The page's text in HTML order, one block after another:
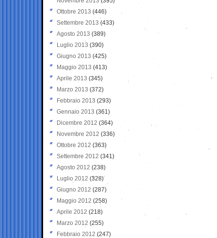
Ottobre 2013 (446)
Settembre 2013 (433)
Agosto 2013 (389)
Luglio 2013 (390)
Giugno 2013 (425)
Maggio 2013 (413)
Aprile 2013 (345)
Marzo 2013 (372)
Febbraio 2013 (293)
Gennaio 2013 (361)
Dicembre 2012 (364)
Novembre 2012 (336)
Ottobre 2012 (363)
Settembre 2012 (341)
Agosto 2012 (238)
Luglio 2012 (328)
Giugno 2012 (287)
Maggio 2012 (258)
Aprile 2012 (218)
Marzo 2012 (255)
Febbraio 2012 (247)